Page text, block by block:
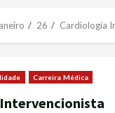
26 Cardiologia
Carreira Médica